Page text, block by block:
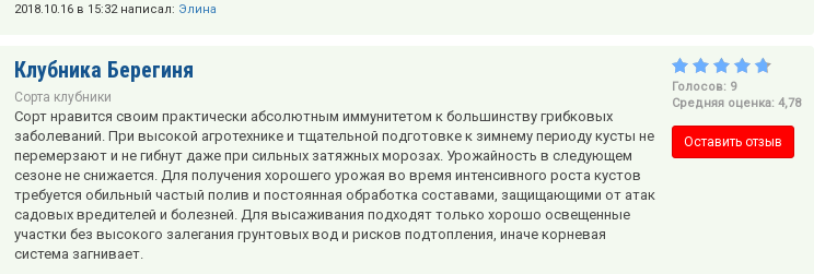
2018.10.16 в 15:32 написал: Элина
Клубника Берегиня
Сорта клубники
Сорт нравится своим практически абсолютным иммунитетом к большинству грибковых
заболеваний. При высокой агротехнике и тщательной подготовке к зимнему периоду кусты не
перемерзают и не гибнут даже при сильных затяжных морозах. Урожайность в следующем
сезоне не снижается. Для получения хорошего урожая во время интенсивного роста кустов
требуется обильный частый полив и постоянная обработка составами, защищающими от атак
садовых вредителей и болезней. Для высаживания подходят только хорошо освещенные
участки без высокого залегания грунтовых вод и рисков подтопления, иначе корневая
система загнивает.
Голосов: 9
Средняя оценка: 4,78
Оставить отзыв